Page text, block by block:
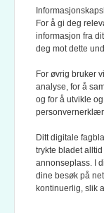
POSTBOKS
0133 OSLO
LES OGSÅ:
KONTEKSTS
KONTEKST
For å gi deg
informasjon fra
deg mot dette
For øvrig bruker
analyse, for å
og for å utvikle
Ditt digitale
trykte bladet
annonseplass. I
dine besøk på
kontinuerlig, slik